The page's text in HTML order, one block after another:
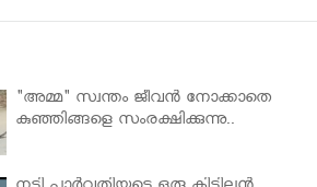
"അമ്മ" സ്വന്തം ജീവൻ നോക്കാതെ
കുഞ്ഞിങ്ങളെ സംരക്ഷിക്കുന്നു..